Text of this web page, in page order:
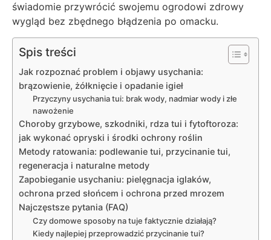
świadomie przywrócić swojemu ogrodowi zdrowy
wygląd bez zbędnego błądzenia po omacku.
Spis treści
Jak rozpoznać problem i objawy usychania:
brązowienie, żółknięcie i opadanie igieł
Przyczyny usychania tui: brak wody, nadmiar wody i złe
nawożenie
Choroby grzybowe, szkodniki, rdza tui i fytoftoroza:
jak wykonać opryski i środki ochrony roślin
Metody ratowania: podlewanie tui, przycinanie tui,
regeneracja i naturalne metody
Zapobieganie usychaniu: pielęgnacja iglaków,
ochrona przed słońcem i ochrona przed mrozem
Najczęstsze pytania (FAQ)
Czy domowe sposoby na tuje faktycznie działają?
Kiedy najlepiej przeprowadzić przycinanie tui?